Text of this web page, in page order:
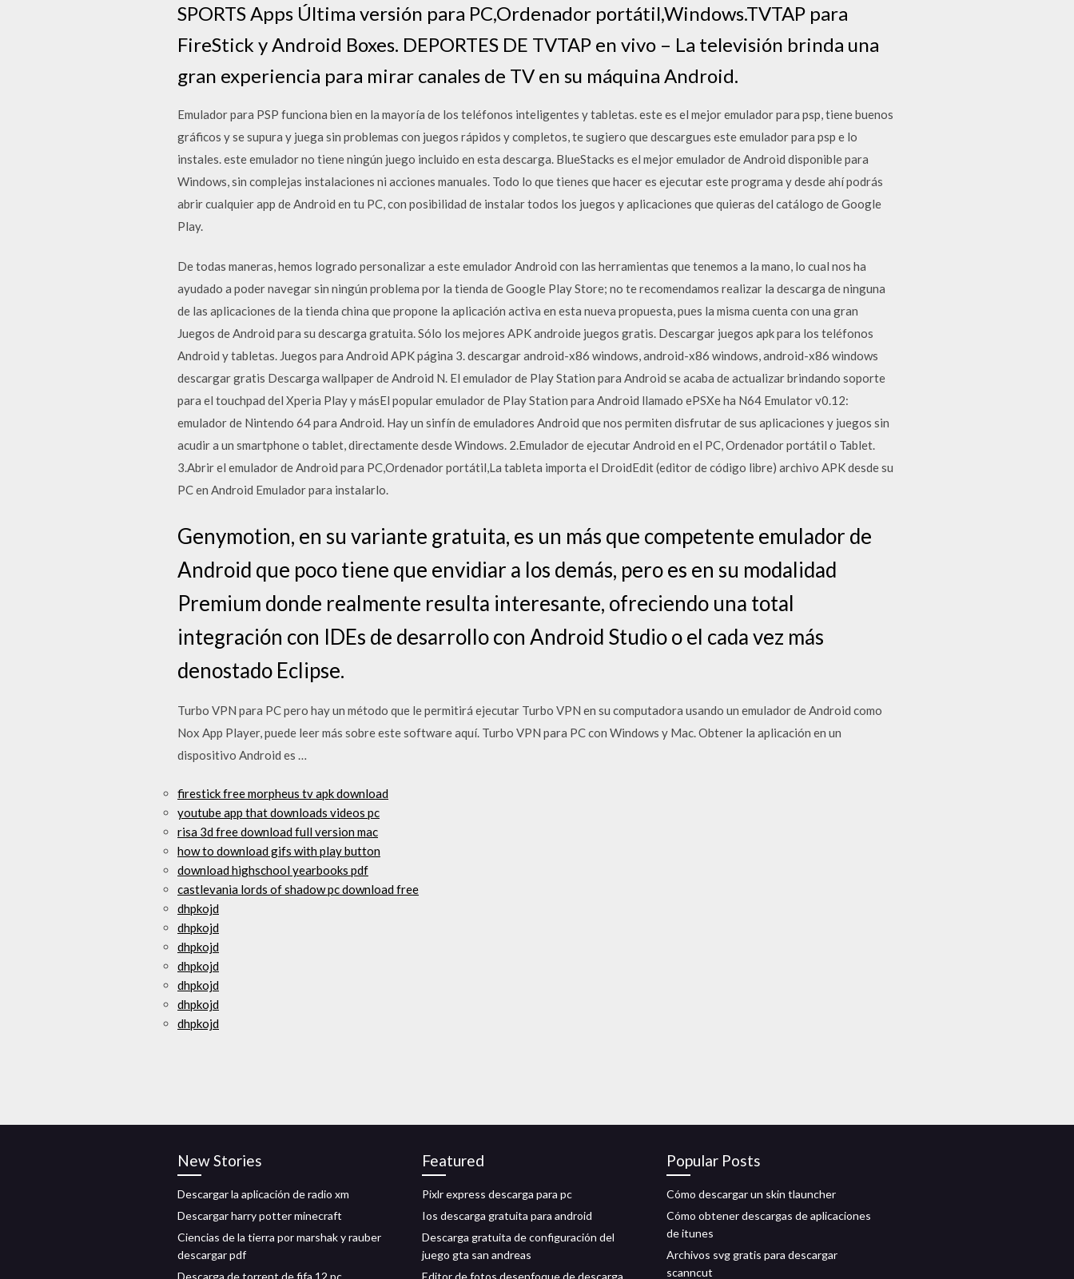
SPORTS Apps Última versión para PC,Ordenador portátil,Windows.TVTAP para
FireStick y Android Boxes. DEPORTES DE TVTAP en vivo – La televisión brinda una
gran experiencia para mirar canales de TV en su máquina Android.
Emulador para PSP funciona bien en la mayoría de los teléfonos inteligentes y tabletas. este es el mejor emulador para psp, tiene buenos
gráficos y se supura y juega sin problemas con juegos rápidos y completos, te sugiero que descargues este emulador para psp e lo
instales. este emulador no tiene ningún juego incluido en esta descarga. BlueStacks es el mejor emulador de Android disponible para
Windows, sin complejas instalaciones ni acciones manuales. Todo lo que tienes que hacer es ejecutar este programa y desde ahí podrás
abrir cualquier app de Android en tu PC, con posibilidad de instalar todos los juegos y aplicaciones que quieras del catálogo de Google
Play.
De todas maneras, hemos logrado personalizar a este emulador Android con las herramientas que tenemos a la mano, lo cual nos ha
ayudado a poder navegar sin ningún problema por la tienda de Google Play Store; no te recomendamos realizar la descarga de ninguna
de las aplicaciones de la tienda china que propone la aplicación activa en esta nueva propuesta, pues la misma cuenta con una gran
Juegos de Android para su descarga gratuita. Sólo los mejores APK androide juegos gratis. Descargar juegos apk para los teléfonos
Android y tabletas. Juegos para Android APK página 3. descargar android-x86 windows, android-x86 windows, android-x86 windows
descargar gratis Descarga wallpaper de Android N. El emulador de Play Station para Android se acaba de actualizar brindando soporte
para el touchpad del Xperia Play y másEl popular emulador de Play Station para Android llamado ePSXe ha N64 Emulator v0.12:
emulador de Nintendo 64 para Android. Hay un sinfín de emuladores Android que nos permiten disfrutar de sus aplicaciones y juegos sin
acudir a un smartphone o tablet, directamente desde Windows. 2.Emulador de ejecutar Android en el PC, Ordenador portátil o Tablet.
3.Abrir el emulador de Android para PC,Ordenador portátil,La tableta importa el DroidEdit (editor de código libre) archivo APK desde su
PC en Android Emulador para instalarlo.
Genymotion, en su variante gratuita, es un más que competente emulador de
Android que poco tiene que envidiar a los demás, pero es en su modalidad
Premium donde realmente resulta interesante, ofreciendo una total
integración con IDEs de desarrollo con Android Studio o el cada vez más
denostado Eclipse.
Turbo VPN para PC pero hay un método que le permitirá ejecutar Turbo VPN en su computadora usando un emulador de Android como
Nox App Player, puede leer más sobre este software aquí. Turbo VPN para PC con Windows y Mac. Obtener la aplicación en un
dispositivo Android es …
firestick free morpheus tv apk download
youtube app that downloads videos pc
risa 3d free download full version mac
how to download gifs with play button
download highschool yearbooks pdf
castlevania lords of shadow pc download free
dhpkojd
dhpkojd
dhpkojd
dhpkojd
dhpkojd
dhpkojd
dhpkojd
New Stories
Descargar la aplicación de radio xm
Descargar harry potter minecraft
Ciencias de la tierra por marshak y rauber
descargar pdf
Descarga de torrent de fifa 12 pc
Featured
Pixlr express descarga para pc
Ios descarga gratuita para android
Descarga gratuita de configuración del
juego gta san andreas
Editor de fotos desenfoque de descarga
Popular Posts
Cómo descargar un skin tlauncher
Cómo obtener descargas de aplicaciones
de itunes
Archivos svg gratis para descargar
scanncut